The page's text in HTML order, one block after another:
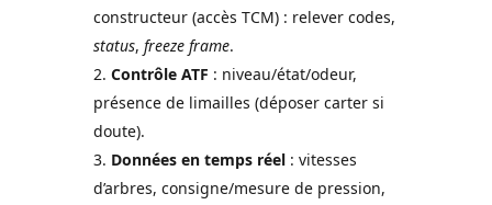
constructeur (accès TCM) : relever codes,
status, freeze frame.
Contrôle ATF : niveau/état/odeur,
présence de limailles (déposer carter si
doute).
Données en temps réel: vitesses
d’arbres, consigne/mesure de pression,